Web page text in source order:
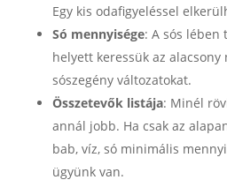
Egy kis odafigyeléssel
Só mennyisége: A sós lében
helyett keressük az
sószegény változatokat.
Összetevők listája: Minél
annál jobb. Ha csak az
bab, víz, só minimális
ügyünk van.